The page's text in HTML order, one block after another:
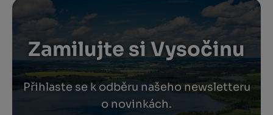
Zamilujte si Vysočinu
Přihlaste se k odběru našeho newsletteru
o novinkách.